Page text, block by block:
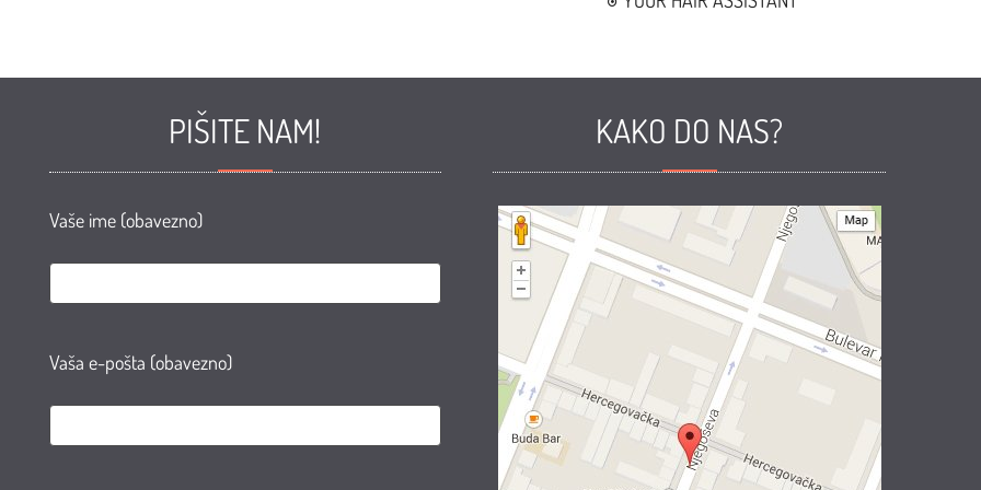
PIŠITE NAM!
Vaše ime (obavezno)
Vaša e-pošta (obavezno)
KAKO DO NAS?